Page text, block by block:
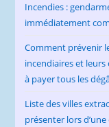
Incendies :
immédiatement
Comment prévenir
incendiaires et
à payer tous les
Liste des villes
présenter lors